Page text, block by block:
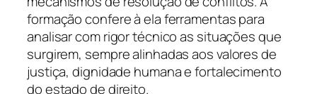
formação confere à ela ferramentas para
analisar com rigor técnico as situações que
surgirem, sempre alinhadas aos valores de
justiça, dignidade humana e fortalecimento
do estado de direito.